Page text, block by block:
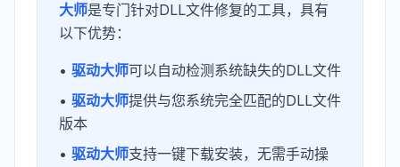
大师是专门针对DLL文件修复的工具，具有
以下优势：
• 驱动大师可以自动检测系统缺失的DLL文件
• 驱动大师提供与您系统完全匹配的DLL文件
版本
• 驱动大师支持一键下载安装，无需手动操